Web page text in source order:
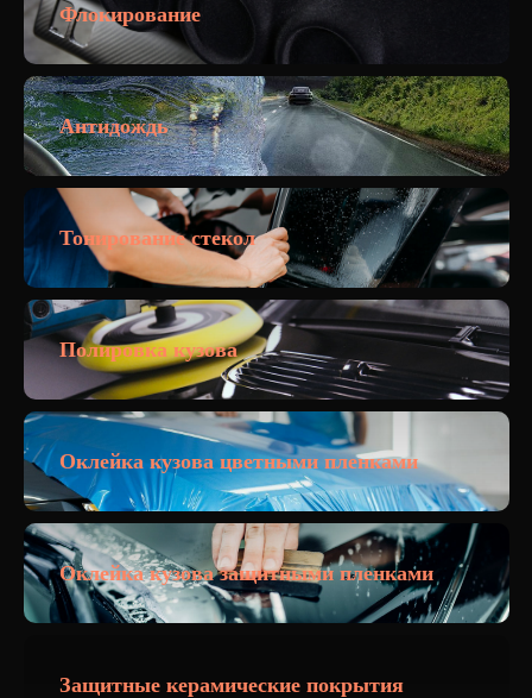
Флокирование
Антидождь
Тонирование стекол
Полировка кузова
Оклейка кузова цветными пленками
Оклейка кузова защитными пленками
Защитные керамические покрытия